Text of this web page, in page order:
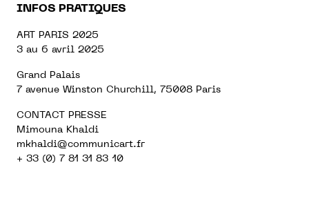
INFOS PRATIQUES
ART PARIS 2025
3 au 6 avril 2025
Grand Palais
7 avenue Winston Churchill, 75008 Paris
CONTACT PRESSE
Mimouna Khaldi
mkhaldi@communicart.fr
+ 33 (0) 7 81 31 83 10